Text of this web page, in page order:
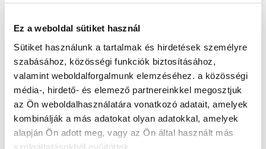
Ez a weboldal sütiket használ
Sütiket használunk a tartalmak és hirdetések személyre
szabásához, közösségi funkciók biztosításához,
valamint weboldalforgalmunk elemzéséhez. a közösségi
média-, hirdető- és elemező partnereinkkel megosztjuk
az Ön weboldalhasználatára vonatkozó adatait, amelyek
kombinálják a más adatokat olyan adatokkal, amelyek
alapján Ön adott meg, vagy az Ön által használt más
szolgáltatásokból gyűjtöttek.
Képzés típusa:
OKJ oktatás
Szükséges iskolai végzettség:
Alapfok
Jelentkezz az újMűkörmös tanfolyamra